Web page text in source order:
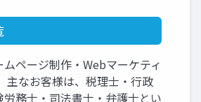
ページ制作・Webマーケティ
主なお客様は、税理士・行政
務士・司法書士・弁護士とい